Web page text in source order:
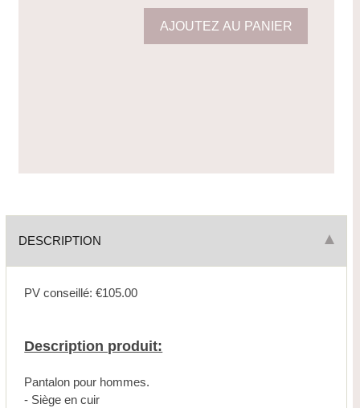
DESCRIPTION
PV conseillé: €105.00
Description produit:
Pantalon pour hommes.
- Siège en cuir